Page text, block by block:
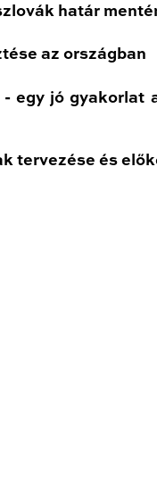
határ
az országban
egy jó gyakorlat
tervezése és